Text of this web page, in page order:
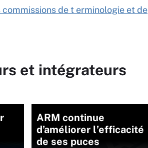
de t erminologie et de
et intégrateurs
ARM continue
d’améliorer l’efficacité
de ses puces